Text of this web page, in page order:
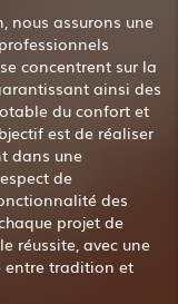
nous assurons une
concentrent sur la
ainsi des
du confort et
est de réaliser
dans une
de
des
projet de
réussite, avec une
entre tradition et